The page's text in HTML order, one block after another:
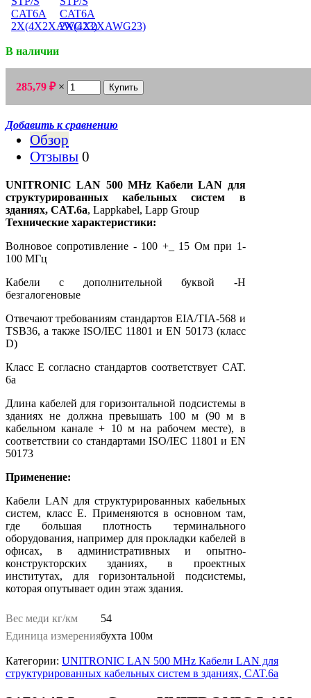
В наличии
285,79 ₽ ×
Добавить к сравнению
Обзор
Отзывы 0
UNITRONIC LAN 500 MHz Кабели LAN для
структурированных кабельных систем в
зданиях, CAT.6a, Lappkabel, Lapp Group
Технические характеристики:
Волновое сопротивление - 100 +_ 15 Ом при 1-
100 МГц
Кабели с дополнительной буквой -Н
безгалогеновые
Отвечают требованиям стандартов EIA/TIA-568 и
TSB36, а также ISO/IEC 11801 и EN 50173 (класс
D)
Класс Е согласно стандартов соответствует CAT.
6a
Длина кабелей для горизонтальной подсистемы в
зданиях не должна превышать 100 м (90 м в
кабельном канале + 10 м на рабочем месте), в
соответствии со стандартами ISO/IEC 11801 и EN
50173
Применение:
Кабели LAN для структурированных кабельных
систем, класс Е. Применяются в основном там,
где большая плотность терминального
оборудования, например для прокладки кабелей в
офисах, в административных и опытно-
конструкторских зданиях, в проектных
институтах, для горизонтальной подсистемы,
которая опутывает один этаж здания.
Вес меди кг/км
54
Единица измерениябухта 100м
Категории: UNITRONIC LAN 500 MHz Кабели LAN для
структурированных кабельных систем в зданиях, CAT.6a